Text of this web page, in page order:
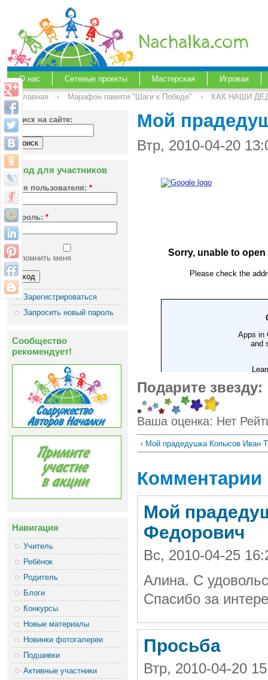
О нас Сетевые проекты Мастерская
Игровая
Главная
› Марафон памяти "Шаги к Победе" › КАК НАШИ
Поиск на сайте:
Вход для участников
Имя пользователя: *
Пароль: *
Запомнить меня
Зарегистрироваться
Запросить новый пароль
Сообщество
рекомендует!
Навигация
Учитель
Ребёнок
Родитель
Блоги
Конкурсы
Новые материалы
Новинки фотогалереи
Подшивки
Активные участники
Мой
Втр, 2010-04-20
Подарите звезду:
Ваша оценка: Нет
‹ Мой прадедушка Копысов Иван
Комментарии
Мой
Федорович
Вс, 2010-04-25
Алина. С
Спасибо за
Просьба
Втр, 2010-04-20